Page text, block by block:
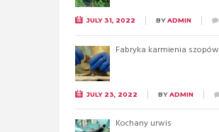
JULY 31, 2022 BYADMIN
Fabryka karmienia szopów
JULY 23, 2022 BYADMIN
Kochany urwis